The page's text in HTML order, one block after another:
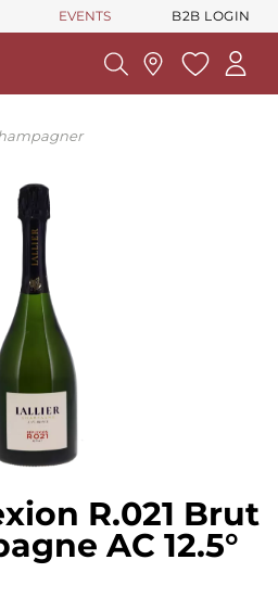
EVENTS B2B LOGIN
R.021 Brut
AC 12.5°